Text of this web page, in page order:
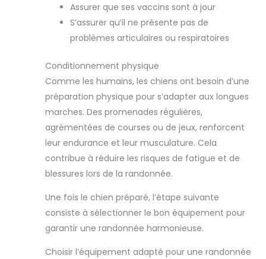
Assurer que ses vaccins sont à jour
S’assurer qu’il ne présente pas de
problèmes articulaires ou respiratoires
Conditionnement physique
Comme les humains, les chiens ont besoin d’une
préparation physique pour s’adapter aux longues
marches. Des promenades régulières,
agrémentées de courses ou de jeux, renforcent
leur endurance et leur musculature. Cela
contribue à réduire les risques de fatigue et de
blessures lors de la randonnée.
Une fois le chien préparé, l’étape suivante
consiste à sélectionner le bon équipement pour
garantir une randonnée harmonieuse.
Choisir l’équipement adapté pour une randonnée